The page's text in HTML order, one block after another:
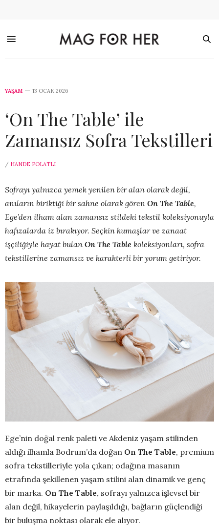
YAŞAM 13 OCAK 2026
‘On The Table’ ile
Zamansız Sofra Tekstilleri
/ HANDE POLATLI
Sofrayı yalnızca yemek yenilen bir alan olarak değil,
anıların biriktiği bir sahne olarak gören On The Table,
Ege’den ilham alan zamansız stildeki tekstil koleksiyonuyla
hafızalarda iz bırakıyor. Seçkin kumaşlar ve zanaat
işçiliğiyle hayat bulan On The Table koleksiyonları, sofra
tekstillerine zamansız ve karakterli bir yorum getiriyor.
Ege’nin doğal renk paleti ve Akdeniz yaşam stilinden
aldığı ilhamla Bodrum’da doğan On The Table, premium
sofra tekstilleriyle yola çıkan; odağına masanın
etrafında şekillenen yaşam stilini alan dinamik ve genç
bir marka. On The Table, sofrayı yalnızca işlevsel bir
alan değil, hikayelerin paylaşıldığı, bağların güçlendiği
bir buluşma noktası olarak ele alıyor.